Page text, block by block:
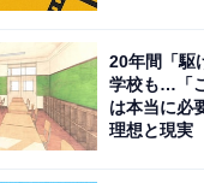
20年間「駆
学校も…「
は本当に必
理想と現実